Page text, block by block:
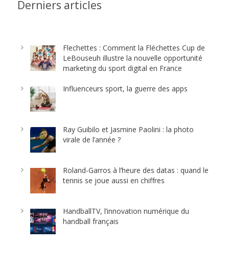
Derniers articles
Flechettes : Comment la Fléchettes Cup de
LeBouseuh illustre la nouvelle opportunité
marketing du sport digital en France
Influenceurs sport, la guerre des apps
Ray Guibilo et Jasmine Paolini : la photo
virale de l’année ?
Roland-Garros à l’heure des datas : quand le
tennis se joue aussi en chiffres
HandballTV, l’innovation numérique du
handball français